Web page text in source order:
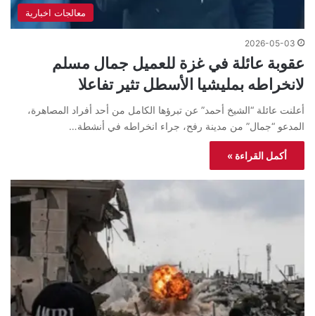
معالجات اخبارية
2026-05-03
عقوبة عائلة في غزة للعميل جمال مسلم
لانخراطه بمليشيا الأسطل تثير تفاعلا
أعلنت عائلة “الشيخ أحمد” عن تبرؤها الكامل من أحد أفراد المصاهرة،
المدعو “جمال” من مدينة رفح، جراء انخراطه في أنشطة…
أكمل القراءة »